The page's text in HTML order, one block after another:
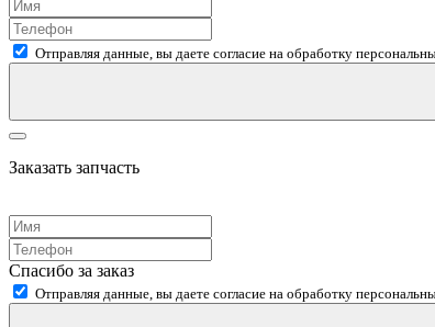
Отправляя данные, вы даете согласие на обработку
Заказать запчасть
Спасибо за заказ
Отправляя данные, вы даете согласие на обработку